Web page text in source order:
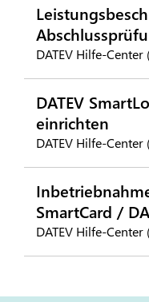
DATEV Hilfe-
DATEV
einrichten
DATEV Hilfe-
SmartCard /
DATEV Hilfe-